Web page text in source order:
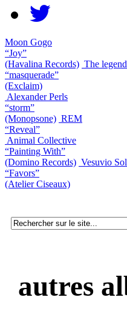
Moon Gogo
“Joy”
(Havalina Records) The
“masquerade”
(Exclaim)
Alexander Perls
“storm”
(Monopsone) REM
“Reveal”
Animal Collective
“Painting With”
(Domino Records) Vesuvio
“Favors”
(Atelier Ciseaux)
autres